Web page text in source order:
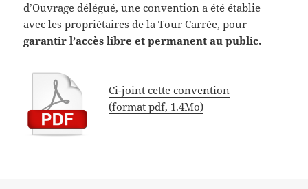
d’Ouvrage délégué, une convention a été établie
avec les propriétaires de la Tour Carrée, pour
garantir l’accès libre et permanent au public.
Ci-joint cette convention
(format pdf, 1.4Mo)